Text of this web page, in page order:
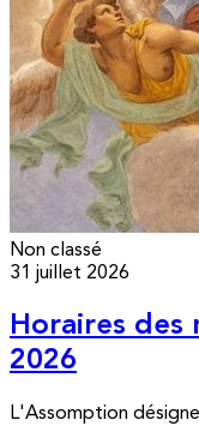
Non classé
31 juillet 2026
Horaires des
2026
L'Assomption